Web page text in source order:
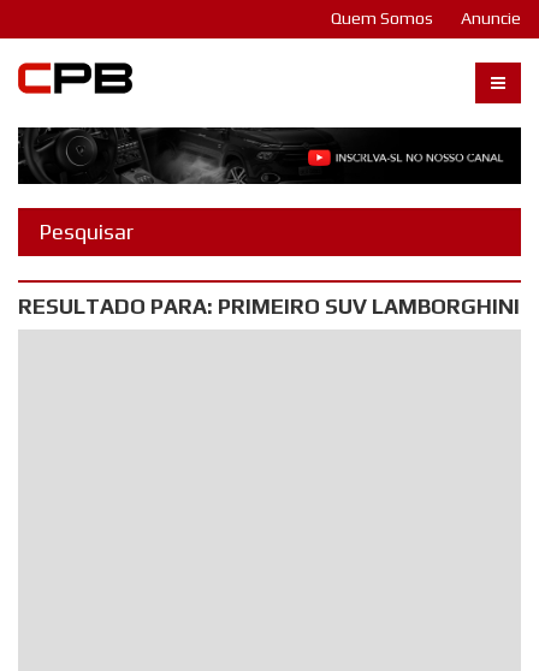
Quem Somos Anuncie
RESULTADO PARA: PRIMEIRO SUV LAMBORGHINI